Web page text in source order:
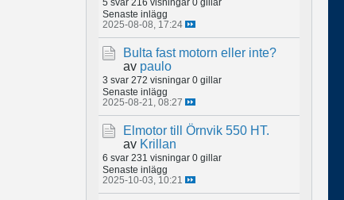
Senaste inlägg
2025-08-08, 17:24
Bulta fast motorn eller inte?
av paulo
3 svar 272 visningar 0 gillar
Senaste inlägg
2025-08-21, 08:27
Elmotor till Örnvik 550 HT.
av Krillan
6 svar 231 visningar 0 gillar
Senaste inlägg
2025-10-03, 10:21